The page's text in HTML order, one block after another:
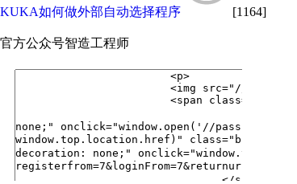
KUKA如何做外部自动选择程序 [1164]
官方公众号智造工程师